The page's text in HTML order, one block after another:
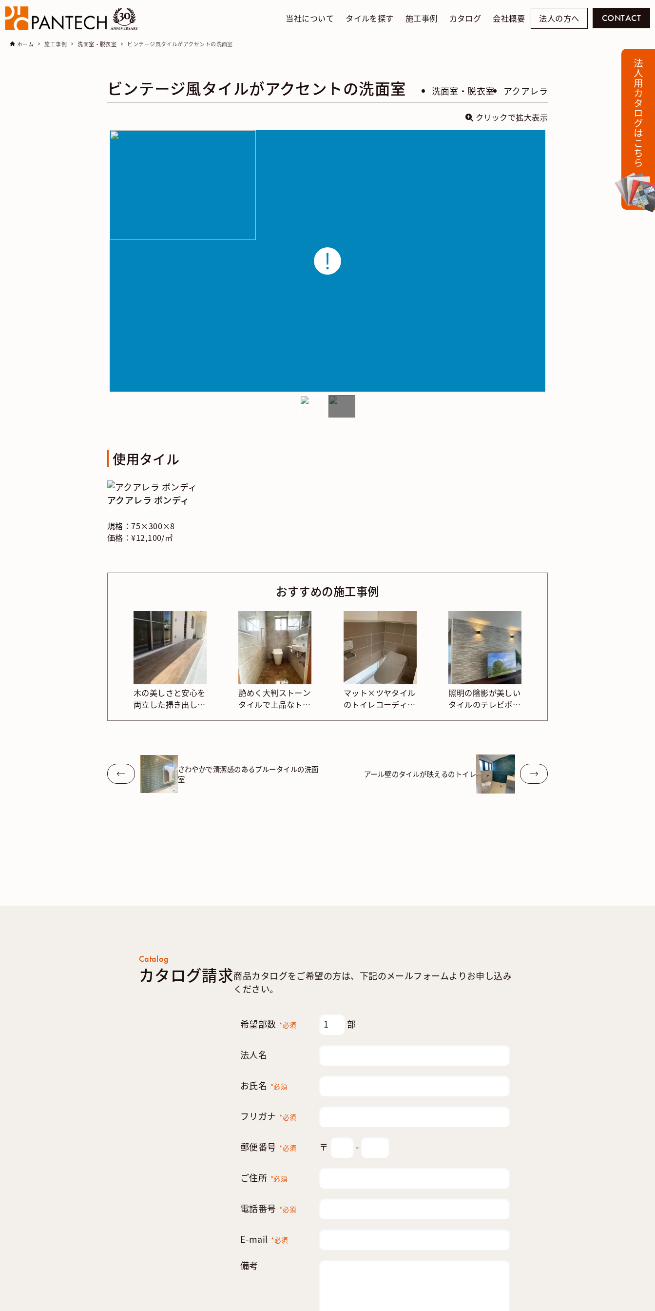
当社について タイルを探す 施工事例 カタログ 会社概要 法人の方へ CONTACT
ホーム 施工事例 洗面室・脱衣室 ビンテージ風タイルがアクセントの洗面室
ビンテージ風タイルがアクセントの洗面室 洗面室・脱衣室 アクアレラ
クリックで拡大表示
使用タイル
アクアレラ ボンディ
規格：75×300×8
価格：¥12,100/㎡
おすすめの施工事例
木の美しさと安心を
両立した掃き出しデ
艶めく大判ストーン
タイルで上品なトイ
マット×ツヤタイル
のトイレコーディネ
照明の陰影が美しい
タイルのテレビボー
さわやかで清潔感のあるブルータイルの洗面
室
アール壁のタイルが映えるのトイレ
法人用カタログはこちら
Catalog
カタログ請求商品カタログをご希望の方は、下記のメールフォームよりお申し込み
ください。
希望部数 *必須 部
法人名
お氏名 *必須
フリガナ *必須
郵便番号 *必須 〒 -
ご住所 *必須
電話番号 *必須
E-mail *必須
備考